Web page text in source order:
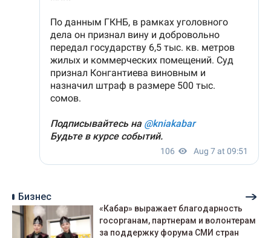
Бизнес
«Кабар» выражает благодарность
госорганам, партнерам и волонтерам
за поддержку форума СМИ стран